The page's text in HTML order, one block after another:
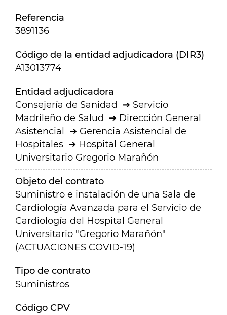
Referencia
3891136
Código de la entidad adjudicadora (DIR3)
A13013774
Entidad adjudicadora
Consejería de Sanidad
Servicio
Madrileño de Salud
Dirección General
Asistencial
Gerencia Asistencial de
Hospitales
Hospital General
Universitario Gregorio Marañón
Objeto del contrato
Suministro e instalación de una Sala de
Cardiología Avanzada para el Servicio de
Cardiología del Hospital General
Universitario "Gregorio Marañón"
(ACTUACIONES COVID-19)
Tipo de contrato
Suministros
Código CPV